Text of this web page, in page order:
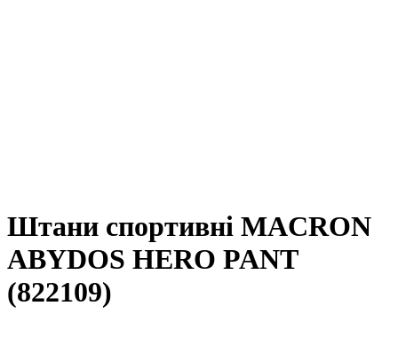
Штани спортивні MACRON
ABYDOS HERO PANT
(822109)